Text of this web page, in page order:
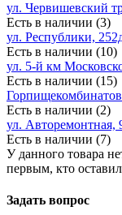
ул. Червишевский
Есть в наличии (3)
ул. Республики,
Есть в наличии (10)
ул. 5-й км
Есть в наличии (15)
Есть в наличии (2)
ул. Авторемонтная,
Есть в наличии (7)
У данного товара
первым, кто
Задать вопрос